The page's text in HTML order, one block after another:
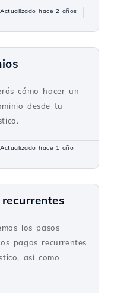
Actualizado hace 2 años
cómo hacer un
desde tu
Actualizado hace 1 año
los pasos
pagos recurrentes
así como